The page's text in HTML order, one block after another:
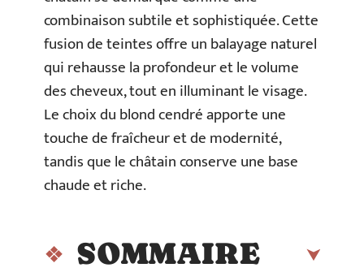
combinaison subtile et sophistiquée. Cette
fusion de teintes offre un balayage naturel
qui rehausse la profondeur et le volume
des cheveux, tout en illuminant le visage.
Le choix du blond cendré apporte une
touche de fraîcheur et de modernité,
tandis que le châtain conserve une base
chaude et riche.
SOMMAIRE